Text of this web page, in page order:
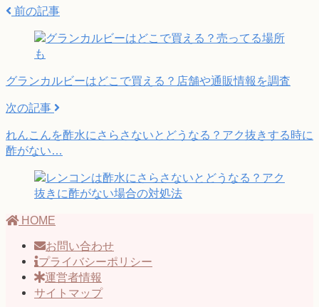
前の記事
グランカルビーはどこで買える？店舗や通販情報を調査
次の記事
れんこんを酢水にさらさないとどうなる？アク抜きする時に
酢がない…
HOME
お問い合わせ
プライバシーポリシー
運営者情報
サイトマップ